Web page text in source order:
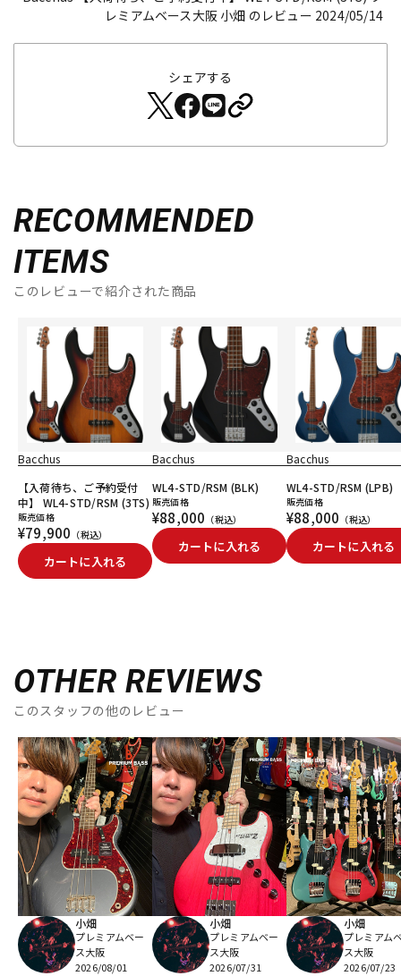
レミアムベース大阪 小畑 のレビュー 2024/05/14
シェアする
RECOMMENDED
ITEMS
このレビューで紹介された商品
Bacchus
【入荷待ち、ご予約受付
中】 WL4-STD/RSM (3TS)
販売価格
¥79,900 （税込）
カートに入れる
Bacchus
WL4-STD/RSM (BLK)
販売価格
¥88,000 （税込）
カートに入れる
Bacchus
WL4-STD/RSM (LPB)
販売価格
¥88,000 （税込）
カートに入れる
OTHER REVIEWS
このスタッフの他のレビュー
小畑
プレミアムベー
ス大阪
2026/08/01
小畑
プレミアムベー
ス大阪
2026/07/31
小畑
プレミアム
ス大阪
2026/07/23